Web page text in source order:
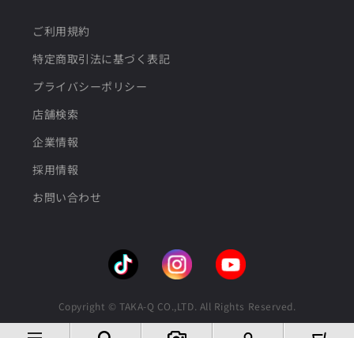
ご利用規約
特定商取引法に基づく表記
プライバシーポリシー
店舗検索
企業情報
採用情報
お問い合わせ
Copyright © TAKA-Q CO.,LTD. All Rights Reserved.